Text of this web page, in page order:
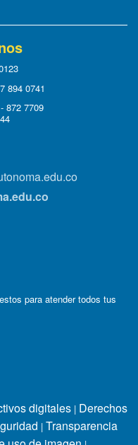
894 0741
872 7709
para atender todos tus
digitales | Derechos
| Transparencia